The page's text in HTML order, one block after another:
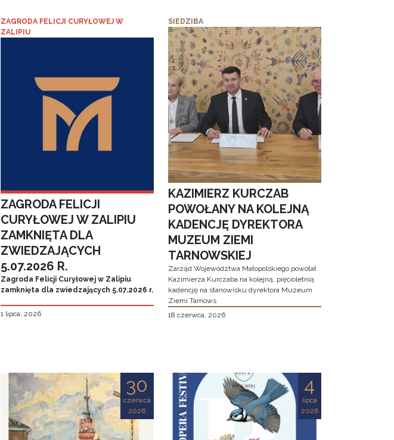
ZAGRODA FELICJI CURYŁOWEJ W
ZALIPIU
ZAGRODA FELICJI
CURYŁOWEJ W ZALIPIU
ZAMKNIĘTA DLA
ZWIEDZAJĄCYCH
5.07.2026 R.
Zagroda Felicji Curyłowej w Zalipiu
zamknięta dla zwiedzających 5.07.2026 r.
1 lipca, 2026
SIEDZIBA
KAZIMIERZ KURCZAB
POWOŁANY NA KOLEJNĄ
KADENCJĘ DYREKTORA
MUZEUM ZIEMI
TARNOWSKIEJ
Zarząd Województwa Małopolskiego powołał
Kazimierza Kurczaba na kolejną, pięcioletnią
kadencję na stanowisku dyrektora Muzeum
Ziemi Tarnows
18 czerwca, 2026
30
czerwca
2026
4
lipca
2026